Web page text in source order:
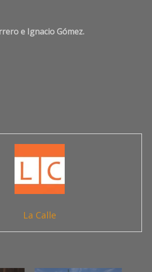
e Ignacio Gómez.
La Calle